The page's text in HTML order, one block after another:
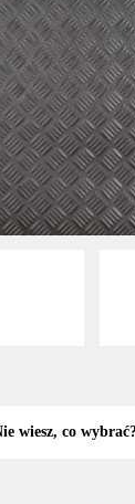
wiesz, co